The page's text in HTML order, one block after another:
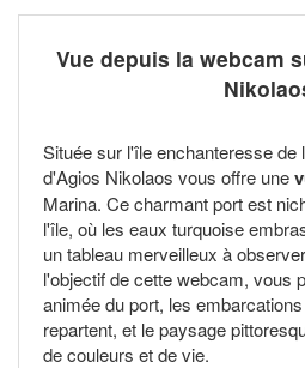
Vue depuis la webcam
Située sur l'île enchanteresse de
d'Agios Nikolaos vous offre une
Marina. Ce charmant port est
l'île, où les eaux turquoise
un tableau merveilleux à
l'objectif de cette webcam, vous
animée du port, les
repartent, et le paysage
de couleurs et de vie.